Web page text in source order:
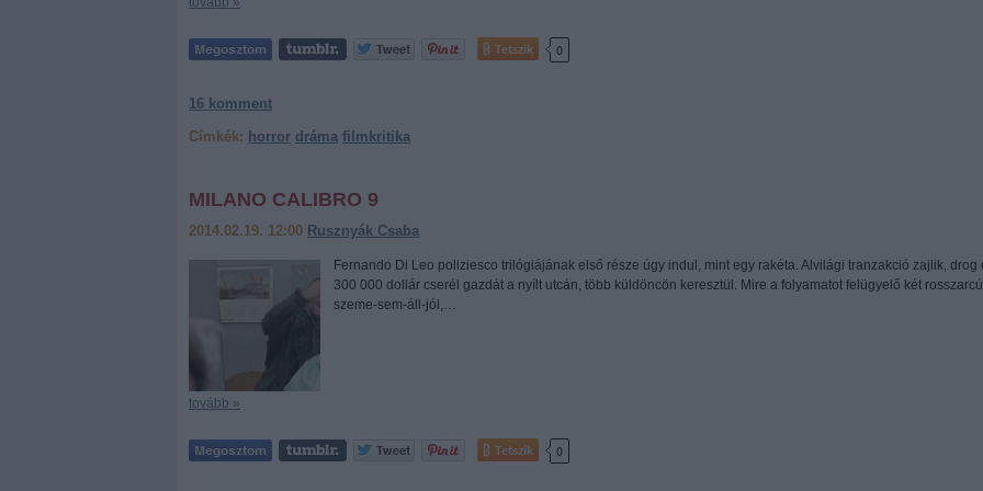
Tetszik 0
16 komment
Címkék: horror dráma filmkritika
MILANO CALIBRO 9
2014.02.19. 12:00 Rusznyák Csaba
Fernando Di Leo poliziesco trilógiájának első része úgy indul, mint egy rakéta. Alvilági tranzakció zajlik, drog
300 000 dollár cserél gazdát a nyílt utcán, több küldöncön keresztül. Mire a folyamatot felügyelő két
szeme-sem-áll-jól,…
tovább »
Tetszik 0